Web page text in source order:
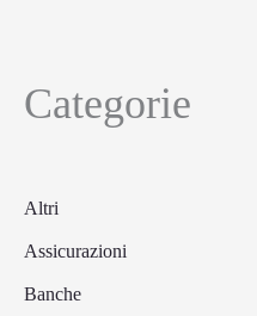
Categorie
Altri
Assicurazioni
Banche